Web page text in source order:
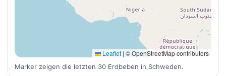
Leaflet | © OpenStreetMap contributors
Marker zeigen die letzten 30 Erdbeben in Schweden.